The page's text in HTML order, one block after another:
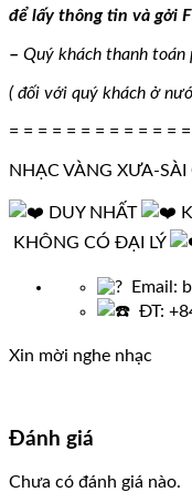
để lấy thông tin và gởi
– Quý khách thanh toán
( đối với quý khách ở
= = = = = = = = = = = =
NHẠC VÀNG XƯA-
DUY NHẤT
KHÔNG CÓ ĐẠI LÝ
Email:
ĐT:
Xin mời nghe nhạc
Đánh giá
Chưa có đánh giá nào.